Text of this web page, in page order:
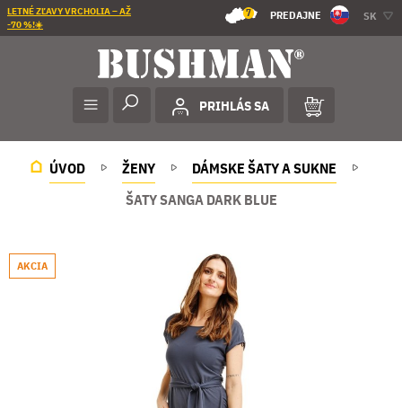
LETNÉ ZĽAVY VRCHOLIA – AŽ
-70 %!☀️
7 PREDAJNE SK
PRIHLÁS SA
ÚVOD ŽENY
DÁMSKE ŠATY A SUKNE
ŠATY SANGA DARK BLUE
AKCIA